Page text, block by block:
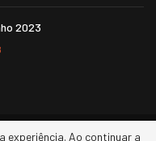
2023
experiência. Ao continuar a